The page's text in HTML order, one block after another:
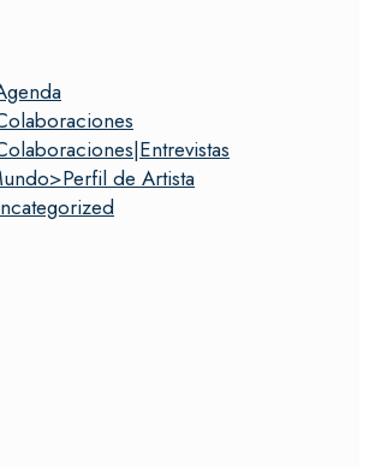
de Artista